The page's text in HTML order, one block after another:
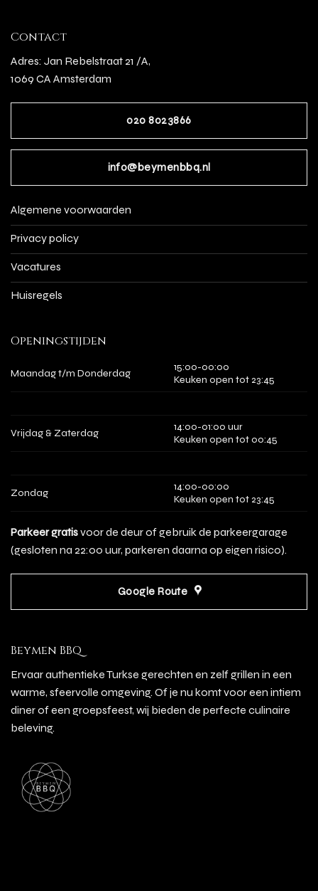
Beymen BBQ
Ervaar authentieke Turkse gerechten en zelf grillen in een
warme, sfeervolle omgeving. Of je nu komt voor een intiem
diner of een groepsfeest, wij bieden de perfecte culinaire
beleving.
Contact
Adres: Jan Rebelstraat 21 /A,
1069 CA Amsterdam
020 8023866
info@beymenbbq.nl
Algemene voorwaarden
Privacy policy
Vacatures
Huisregels
Openingstijden
Maandag t/m Donderdag
15:00-00:00
Keuken open tot 23:45
Vrijdag & Zaterdag
14:00-01:00 uur
Keuken open tot 00:45
Zondag
14:00-00:00
Keuken open tot 23:45
Parkeergratisvoor de deur of gebruik de parkeergarage
(gesloten na 22:00 uur, parkeren daarna op eigen risico).
Google Route